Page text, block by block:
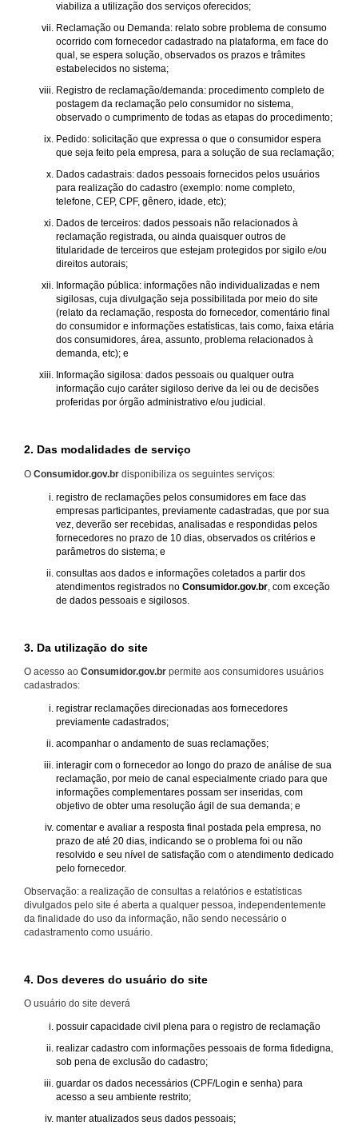
viabiliza a utilização dos serviços oferecidos;
Reclamação ou Demanda: relato sobre problema de consumo
ocorrido com fornecedor cadastrado na plataforma, em face do
qual, se espera solução, observados os prazos e trâmites
estabelecidos no sistema;
Registro de reclamação/demanda: procedimento completo de
postagem da reclamação pelo consumidor no sistema,
observado o cumprimento de todas as etapas do procedimento;
Pedido: solicitação que expressa o que o consumidor espera
que seja feito pela empresa, para a solução de sua reclamação;
Dados cadastrais: dados pessoais fornecidos pelos usuários
para realização do cadastro (exemplo: nome completo,
telefone, CEP, CPF, gênero, idade, etc);
Dados de terceiros: dados pessoais não relacionados à
reclamação registrada, ou ainda quaisquer outros de
titularidade de terceiros que estejam protegidos por sigilo e/ou
direitos autorais;
Informação pública: informações não individualizadas e nem
sigilosas, cuja divulgação seja possibilitada por meio do site
(relato da reclamação, resposta do fornecedor, comentário final
do consumidor e informações estatísticas, tais como, faixa etária
dos consumidores, área, assunto, problema relacionados à
demanda, etc); e
Informação sigilosa: dados pessoais ou qualquer outra
informação cujo caráter sigiloso derive da lei ou de decisões
proferidas por órgão administrativo e/ou judicial.
2. Das modalidades de serviço
O Consumidor.gov.br disponibiliza os seguintes serviços:
registro de reclamações pelos consumidores em face das
empresas participantes, previamente cadastradas, que por sua
vez, deverão ser recebidas, analisadas e respondidas pelos
fornecedores no prazo de 10 dias, observados os critérios e
parâmetros do sistema; e
consultas aos dados e informações coletados a partir dos
atendimentos registrados no Consumidor.gov.br , com exceção
de dados pessoais e sigilosos.
3. Da utilização do site
O acesso ao Consumidor.gov.br permite aos consumidores usuários
cadastrados:
registrar reclamações direcionadas aos fornecedores
previamente cadastrados;
acompanhar o andamento de suas reclamações;
interagir com o fornecedor ao longo do prazo de análise de sua
reclamação, por meio de canal especialmente criado para que
informações complementares possam ser inseridas, com
objetivo de obter uma resolução ágil de sua demanda; e
comentar e avaliar a resposta final postada pela empresa, no
prazo de até 20 dias, indicando se o problema foi ou não
resolvido e seu nível de satisfação com o atendimento dedicado
pelo fornecedor.
Observação: a realização de consultas a relatórios e estatísticas
divulgados pelo site é aberta a qualquer pessoa, independentemente
da finalidade do uso da informação, não sendo necessário o
cadastramento como usuário.
4. Dos deveres do usuário do site
O usuário do site deverá
possuir capacidade civil plena para o registro de reclamação
realizar cadastro com informações pessoais de forma fidedigna,
sob pena de exclusão do cadastro;
guardar os dados necessários (CPF/Login e senha) para
acesso a seu ambiente restrito;
manter atualizados seus dados pessoais;